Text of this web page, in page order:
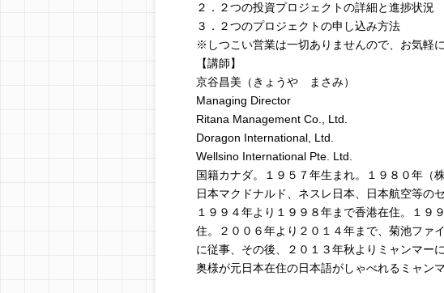
２．２つの投資プロジェクトの詳細と進捗状況
３．２つのプロジェクトの申し込み方法
※しつこい営業は一切ありませんので、お気軽
【講師】
京谷昌美（きょうや まさみ）
Managing Director
Ritana Management Co., Ltd.
Doragon International, Ltd.
Wellsino International Pte. Ltd.
国籍カナダ。１９５７年生まれ。１９８０年（
日本マクドナルド、ネスレ日本、日本航空等の
１９９４年より１９９８年まで香港在住。１９
住。２００６年より２０１４年まで、菊池ファ
に従事、その後、２０１３年秋よりミャンマー
奥様が元日本在住の日本語がしゃべれるミャン